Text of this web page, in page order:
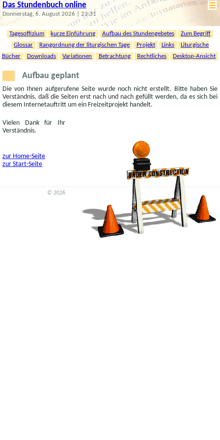
Das Stundenbuch online
Donnerstag, 6. August 2026 | 23:31
Tagesoffizium kurze Einführung Aufbau des Stundengebetes
Zum Begriff
Glossar
Rangordnung der liturgischen Tage Projekt Links
Liturgische
Bücher
Downloads Variationen Betrachtung Rechtliches Desktop-Ansicht
Aufbau geplant
Die von Ihnen aufgerufene Seite wurde noch nicht erstellt. Bitte haben Sie
Verständnis, daß die Seiten erst nach und nach gefüllt werden, da es sich bei
diesem Internetauftritt um ein Freizeitprojekt handelt.
Vielen Dank für Ihr
Verständnis.
zur Home-Seite
zur Start-Seite
© 2026